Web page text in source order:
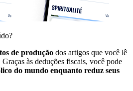
de produção dos artigos que você lê
às deduções fiscais, você pode
do mundo enquanto reduz seus